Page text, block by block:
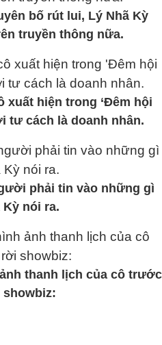
bố rút lui, Lý Nhã Kỳ
truyền thông nữa.
xuất hiện trong ‘Đêm hội
tư cách là doanh nhân.
phải tin vào những gì
Kỳ nói ra.
thanh lịch của cô trước
showbiz: